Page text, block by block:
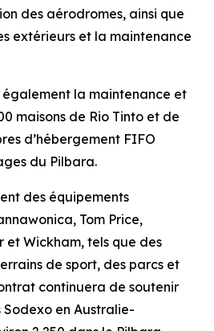
des aérodromes, ainsi que
extérieurs et la maintenance
la maintenance et
maisons de Rio Tinto et de
d’hébergement FIFO
du Pilbara.
des équipements
Tom Price,
et Wickham, tels que des
de sport, des parcs et
continuera de soutenir
Sodexo en Australie-